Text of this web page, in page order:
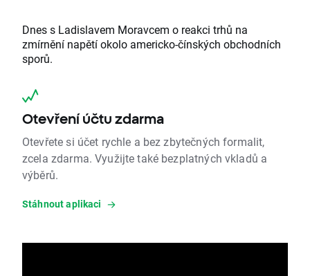
Dnes s Ladislavem Moravcem o reakci trhů na
zmírnění napětí okolo americko-čínských obchodních
sporů.
Otevření účtu zdarma
Otevřete si účet rychle a bez zbytečných formalit,
zcela zdarma. Využijte také bezplatných vkladů a
výběrů.
Stáhnout aplikaci